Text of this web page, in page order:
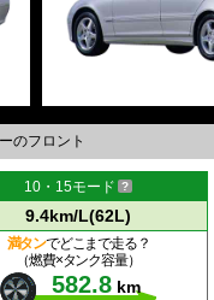
のフロント
10・15モード
9.4km/L(62L)
満タンでどこまで走る？
（燃費×タンク容量）
582.8 km